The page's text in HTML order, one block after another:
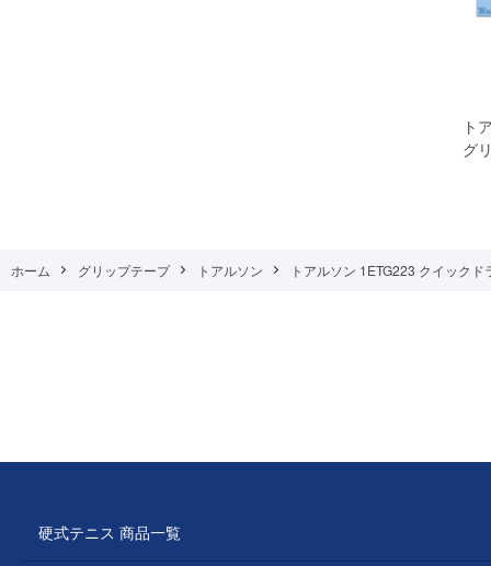
ト
グ
ホーム グリップテープ トアルソン トアルソン 1ETG223 クイック
硬式テニス 商品一覧